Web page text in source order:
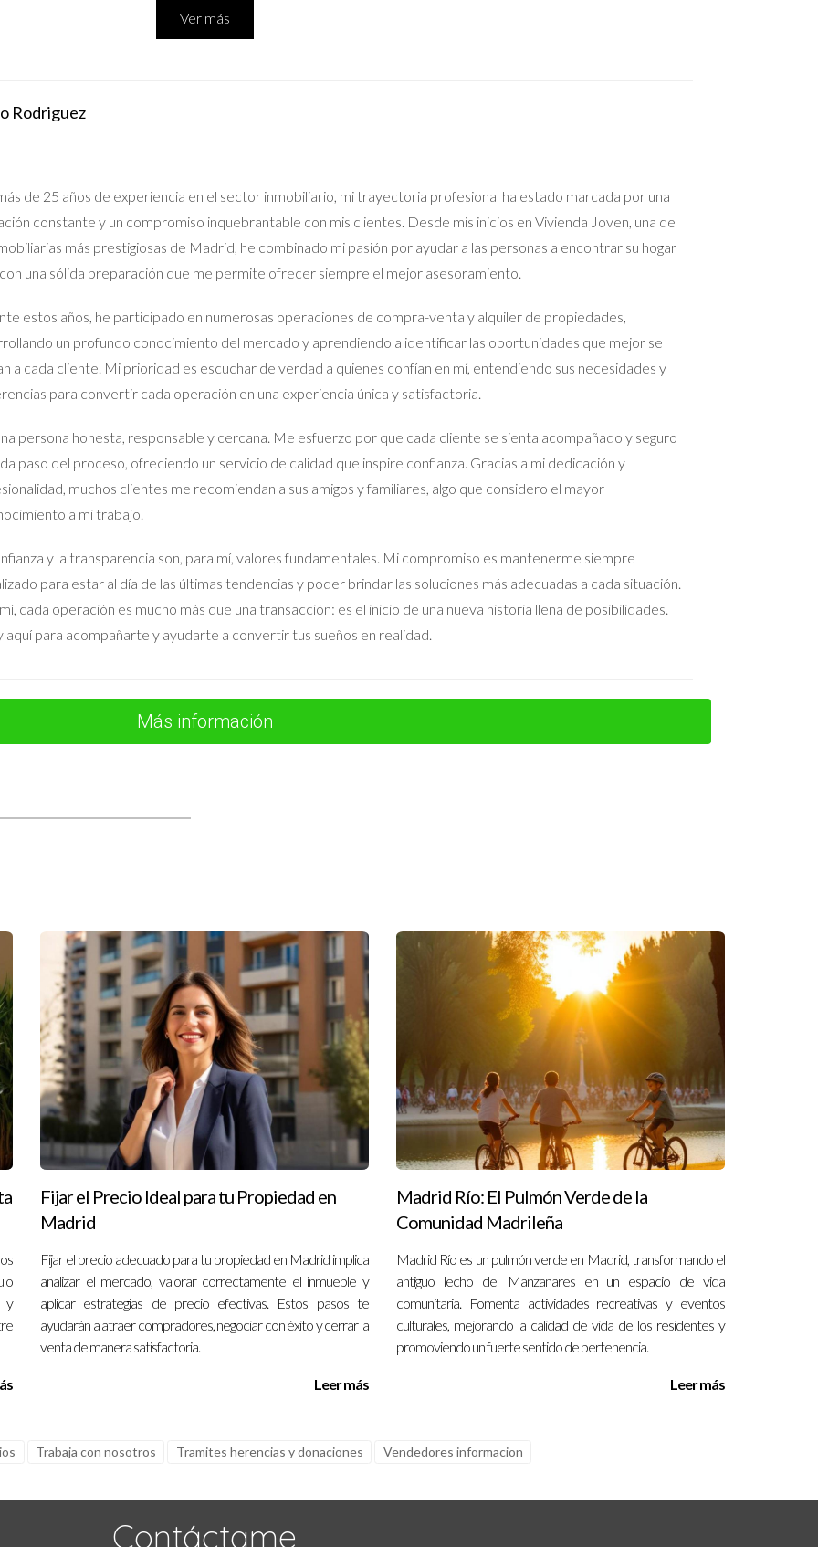
y trabajar con Iraido Rodriguez, lograron preparar su casa adecuadamente y establecer un precio justo
programada y cada oferta recibida, comenzaron a sentirse más seguros y menos ansiosos.
un pequeño estudio en el centro de Madrid durante varios años. Decidió venderlo para mudarse a un lugar más
visitas y las negociaciones. Sin embargo, al buscar asesoría profesional y seguir un cronograma claro para cada
finalmente vendió su estudio a un buen precio.
más de dos décadas y enfrentaban la difícil tarea de venderla tras la partida de sus hijos. El apego emocional
ellos. Sin embargo, al trabajar con Iraido Rodriguez, aprendieron a ver la venta como una nueva oportunidad en
precio adecuado y prepararon la casa para las visitas, lo que les permitió disfrutar del proceso.
estresante si cuentas con las herramientas adecuadas para manejar tus emociones y tomar decisiones
plan claro y buscar apoyo profesional son pasos cruciales que pueden ayudarte a navegar por este proceso con
importante es encontrar lo que mejor funcione para ti y tu contexto específico. Si sientes que necesitas ayuda
en algo positivo.
propiedad?
sin embargo, tener tu casa bien presentada y fijar un precio competitivo puede acelerar el proceso.
de vender?
menores puede aumentar el atractivo de tu propiedad y justificar un precio más alto.
la venta?
negociación y conocimiento del mercado local, lo cual es invaluable para maximizar tus oportunidades
trata de vender tu propiedad; no dudes en dar ese primer paso hoy mismo contactando a Iraido Rodriguez para
este viaje con confianza.
Ver más
Rodriguez
de 25 años de experiencia en el sector inmobiliario, mi trayectoria profesional ha estado marcada por una
constante y un compromiso inquebrantable con mis clientes. Desde mis inicios en Vivienda Joven, una de
más prestigiosas de Madrid, he combinado mi pasión por ayudar a las personas a encontrar su hogar
una sólida preparación que me permite ofrecer siempre el mejor asesoramiento.
estos años, he participado en numerosas operaciones de compra-venta y alquiler de propiedades,
un profundo conocimiento del mercado y aprendiendo a identificar las oportunidades que mejor se
a cada cliente. Mi prioridad es escuchar de verdad a quienes confían en mí, entendiendo sus necesidades y
para convertir cada operación en una experiencia única y satisfactoria.
persona honesta, responsable y cercana. Me esfuerzo por que cada cliente se sienta acompañado y seguro
paso del proceso, ofreciendo un servicio de calidad que inspire confianza. Gracias a mi dedicación y
muchos clientes me recomiendan a sus amigos y familiares, algo que considero el mayor
a mi trabajo.
y la transparencia son, para mí, valores fundamentales. Mi compromiso es mantenerme siempre
para estar al día de las últimas tendencias y poder brindar las soluciones más adecuadas a cada situación.
cada operación es mucho más que una transacción: es el inicio de una nueva historia llena de posibilidades.
aquí para acompañarte y ayudarte a convertir tus sueños en realidad.
Más información
y
Fijar el Precio Ideal para tu Propiedad en
Madrid
Fijar el precio adecuado para tu propiedad en Madrid implica
analizar el mercado, valorar correctamente el inmueble y
aplicar estrategias de precio efectivas. Estos pasos te
ayudarán a atraer compradores, negociar con éxito y cerrar la
venta de manera satisfactoria.
Leer más
Madrid Río: El Pulmón Verde de la
Comunidad Madrileña
Madrid Río es un pulmón verde en Madrid, transformando el
antiguo lecho del Manzanares en un espacio de vida
comunitaria. Fomenta actividades recreativas y eventos
culturales, mejorando la calidad de vida de los residentes y
promoviendo un fuerte sentido de pertenencia.
Leer más
Trabaja con nosotros Tramites herencias y donaciones Vendedores informacion
Contáctame